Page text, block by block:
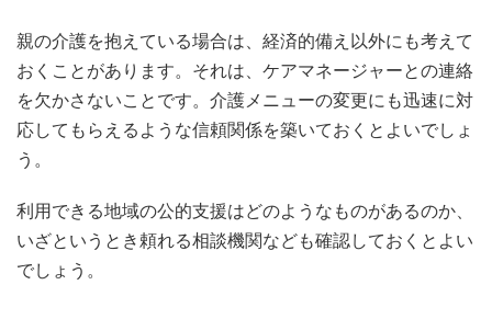
親の介護を抱えている場合は、経済的備え以外にも考えて
おくことがあります。それは、ケアマネージャーとの連絡
を欠かさないことです。介護メニューの変更にも迅速に対
応してもらえるような信頼関係を築いておくとよいでしょ
う。
利用できる地域の公的支援はどのようなものがあるのか、
いざというとき頼れる相談機関なども確認しておくとよい
でしょう。